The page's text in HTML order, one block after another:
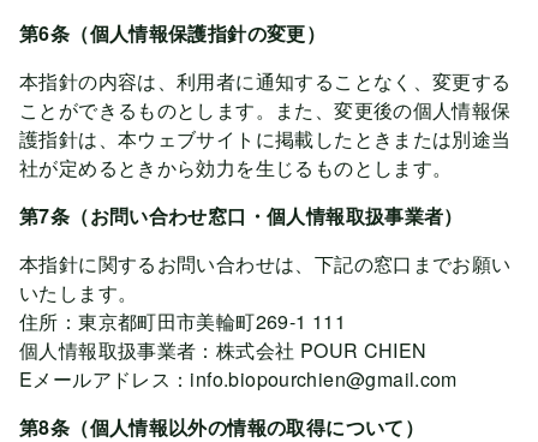
第6条（個人情報保護指針の変更）
本指針の内容は、利用者に通知することなく、変更する
ことができるものとします。また、変更後の個人情報保
護指針は、本ウェブサイトに掲載したときまたは別途当
社が定めるときから効力を生じるものとします。
第7条（お問い合わせ窓口・個人情報取扱事業者）
本指針に関するお問い合わせは、下記の窓口までお願い
いたします。
住所：東京都町田市美輪町269-1 111
個人情報取扱事業者：株式会社 POUR CHIEN
Eメールアドレス：info.biopourchien@gmail.com
第8条（個人情報以外の情報の取得について）